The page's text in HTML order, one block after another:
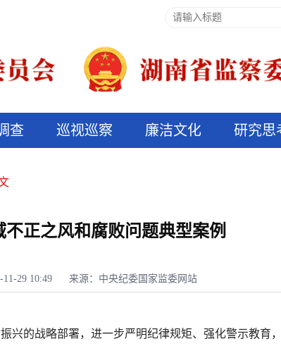
查 巡视巡察 廉洁文化 研究思
正之风和腐败问题典型案例
29 10:49 来源：中央纪委国家监委网站
兴的战略部署，进一步严明纪律规矩、强化警示教育